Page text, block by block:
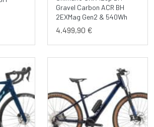
Gravel Carbon ACR BH
2EXMag Gen2 & 540Wh
4.499,90 €